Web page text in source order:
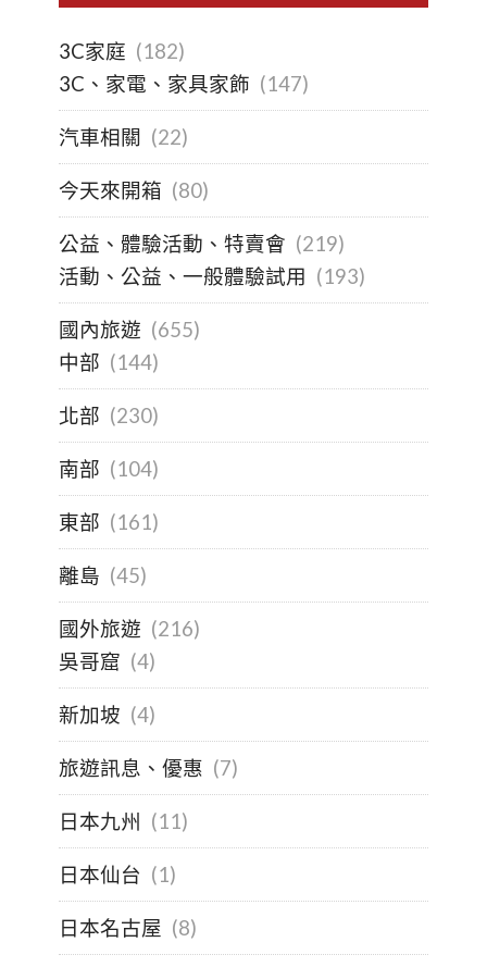
3C家庭 (182)
3C、家電、家具家飾 (147)
汽車相關 (22)
今天來開箱 (80)
公益、體驗活動、特賣會 (219)
活動、公益、一般體驗試用 (193)
國內旅遊 (655)
中部 (144)
北部 (230)
南部 (104)
東部 (161)
離島 (45)
國外旅遊 (216)
吳哥窟 (4)
新加坡 (4)
旅遊訊息、優惠 (7)
日本九州 (11)
日本仙台 (1)
日本名古屋 (8)